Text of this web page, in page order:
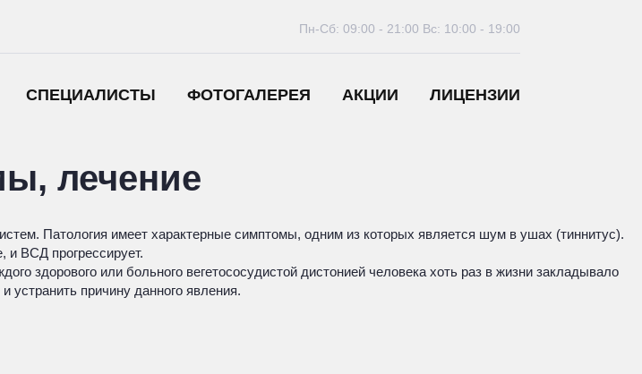
СПЕЦИАЛИСТЫ ФОТОГАЛЕРЕЯ АКЦИИ ЛИЦЕНЗИИ
Пн-Сб: 09:00 - 21:00 Вс: 10:00 - 19:00
лечение
Патология имеет характерные симптомы, одним из которых является шум в ушах (тиннитус).
и ВСД прогрессирует.
здорового или больного вегетососудистой дистонией человека хоть раз в жизни закладывало
причину данного явления.